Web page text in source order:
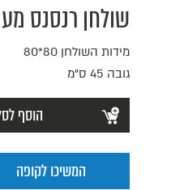
שולחן רנסנס
מידות השולחן 80*80
גובה 45 ס"מ
הוסף
המשיכו לקופה